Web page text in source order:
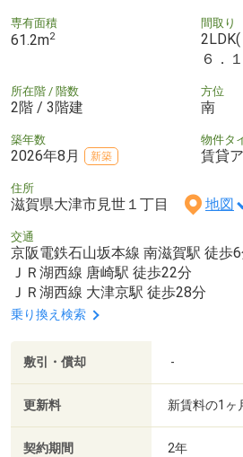
専有面積
61.2m2
間取り
６．
所在階 / 階数
2階 / 3階建
方位
南
築年数
2026年8月 新築
物件タ
賃貸
住所
滋賀県大津市見世１丁目 地図
交通
京阪電鉄石山坂本線 南滋賀駅 徒歩
ＪＲ湖西線 唐崎駅 徒歩22分
ＪＲ湖西線 大津京駅 徒歩28分
乗り換え検索
敷引・償却 -
更新料 新賃料の1ヶ
契約期間 2年